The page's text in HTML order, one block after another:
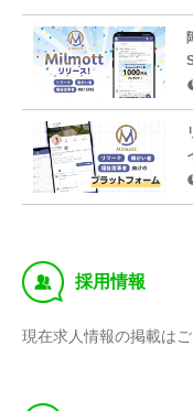
‰ 採用情報
現在求人情報の掲載はご